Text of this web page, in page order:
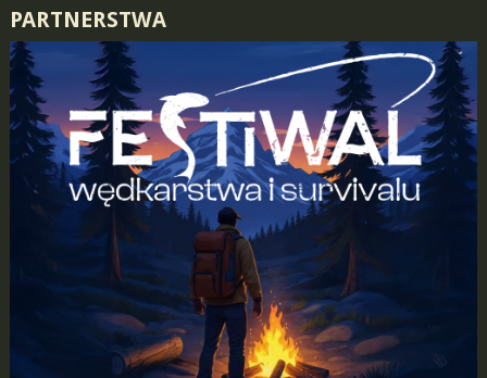
PARTNERSTWA